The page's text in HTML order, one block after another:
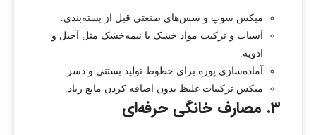
میکس سوپ و سس‌های صنعتی قبل از بسته‌بندی.
آسیاب و ترکیب مواد خشک یا نیمه‌خشک مثل آجیل و
ادویه.
آماده‌سازی پوره برای خطوط تولید بستنی و دسر.
میکس ترکیبات غلیظ بدون اضافه کردن مایع زیاد.
۳. مصارف خانگی حرفه‌ای